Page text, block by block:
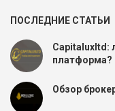
ПОСЛЕДНИЕ СТАТЬИ
Capitaluxltd:
платформа?
Обзор